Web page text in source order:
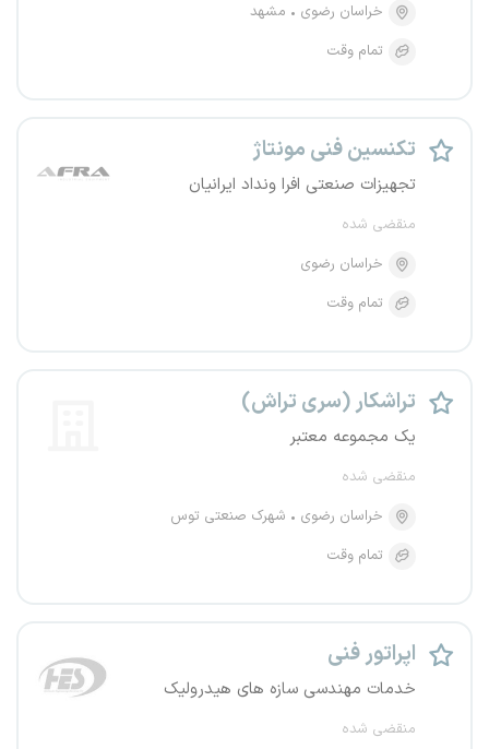
خراسان رضوی
مشهد
تمام وقت
تکنسین فنی مونتاژ
تجهیزات صنعتی افرا ونداد ایرانیان
منقضی شده
خراسان رضوی
تمام وقت
تراشکار (سری تراش)
یک مجموعه معتبر
منقضی شده
خراسان رضوی
شهرک صنعتی توس
تمام وقت
اپراتور فنی
خدمات مهندسی سازه های هیدرولیک
منقضی شده